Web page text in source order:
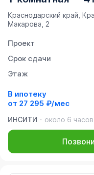
Краснодарский край,
Макарова, 2
Проект
Срок сдачи
Этаж
В ипотеку
от 27 295 ₽/мес
ИНСИТИ
около 6